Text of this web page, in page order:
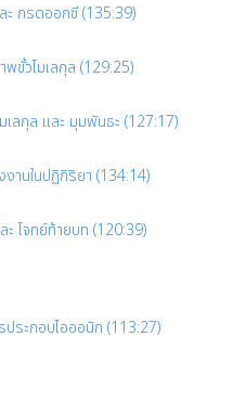
กรดออกซี (135:39)
พขั้วโมเลกุล (129:25)
เลกุล และ มุมพันธะ (127:17)
านในปฏิกิริยา (134:14)
โจทย์ท้ายบท (120:39)
ระกอบไอออนิก (113:27)